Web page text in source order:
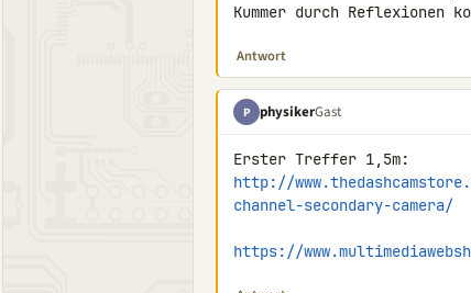
Kummer durch Reflexionen
Antwort
P physikerGast
http://
channel-secondary-camera/
https://